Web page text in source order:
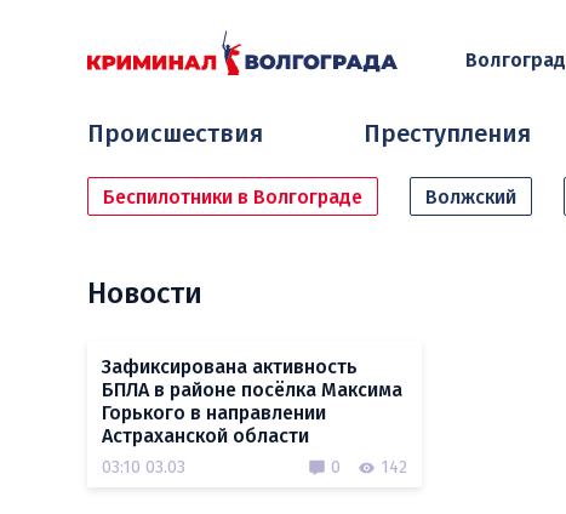
Волгоград
Происшествия Преступления
Беспилотники в Волгограде Волжский
Новости
Зафиксирована активность
БПЛА в районе посёлка Максима
Горького в направлении
Астраханской области
03:10 03.03 0 142